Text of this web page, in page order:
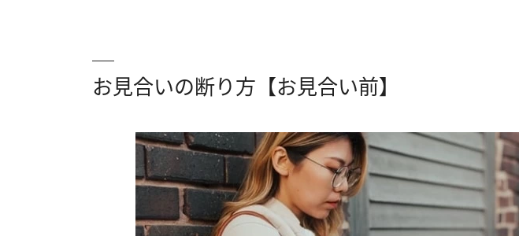
お見合いの断り方【お見合い前】